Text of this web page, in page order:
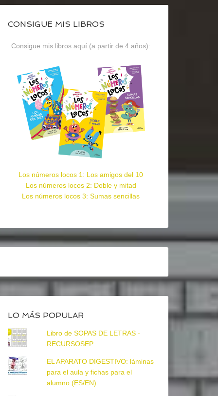
CONSIGUE MIS LIBROS
Consigue mis libros aquí (a partir de 4 años):
Los números locos 1: Los amigos del 10
Los números locos 2: Doble y mitad
Los números locos 3: Sumas sencillas
LO MÁS POPULAR
Libro de SOPAS DE LETRAS -
RECURSOSEP
EL APARATO DIGESTIVO: láminas
para el aula y fichas para el
alumno (ES/EN)